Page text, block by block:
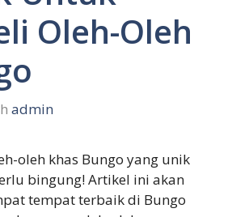
Oleh-Oleh
admin
oleh khas Bungo yang unik
bingung! Artikel ini akan
tempat terbaik di Bungo